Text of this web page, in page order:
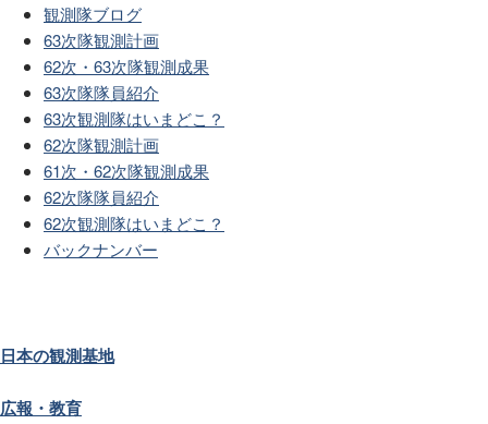
観測隊ブログ
63次隊観測計画
62次・63次隊観測成果
63次隊隊員紹介
63次観測隊はいまどこ？
62次隊観測計画
61次・62次隊観測成果
62次隊隊員紹介
62次観測隊はいまどこ？
バックナンバー
日本の観測基地
広報・教育